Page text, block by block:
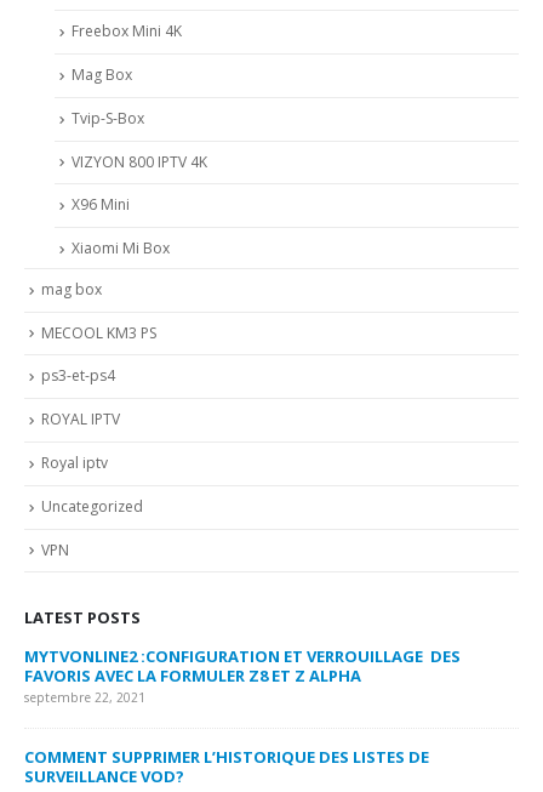
Freebox Mini 4K
Mag Box
Tvip-S-Box
VIZYON 800 IPTV 4K
X96 Mini
Xiaomi Mi Box
mag box
MECOOL KM3 PS
ps3-et-ps4
ROYAL IPTV
Royal iptv
Uncategorized
VPN
LATEST POSTS
MYTVONLINE2 :CONFIGURATION ET VERROUILLAGE DES
FAVORIS AVEC LA FORMULER Z8 ET Z ALPHA
septembre 22, 2021
COMMENT SUPPRIMER L’HISTORIQUE DES LISTES DE
SURVEILLANCE VOD?